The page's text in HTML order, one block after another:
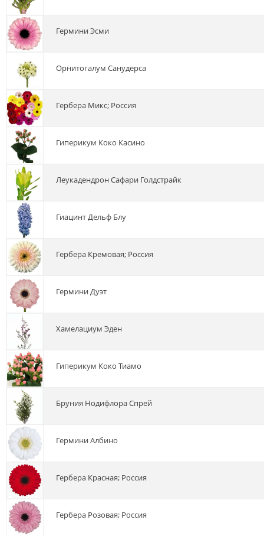
гермини Эсми
орнитогалум Санудерса
гербера Микс; Россия
гиперикум Коко Касино
леукадендрон Сафари Голдстрайк
гиацинт Дельф Блу
гербера Кремовая; Россия
гермини Дуэт
хамелациум Эден
гиперикум Коко Тиамо
бруния Нодифлора Спрей
гермини Албино
гербера Красная; Россия
гербера Розовая; Россия